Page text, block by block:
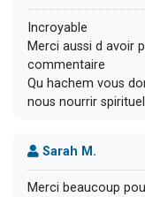
Incroyable
Merci aussi d avoir
commentaire
Qu hachem vous
nous nourrir
Sarah M.
Merci beaucoup